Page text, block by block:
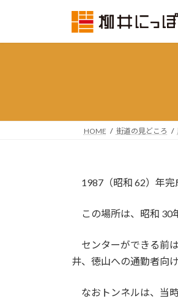
ッ
移
HOME 街道の見どころ
1987（昭和 62）年完
この場所は、昭和 30
センターができる前
井、徳山への通勤者向
なおトンネルは、当